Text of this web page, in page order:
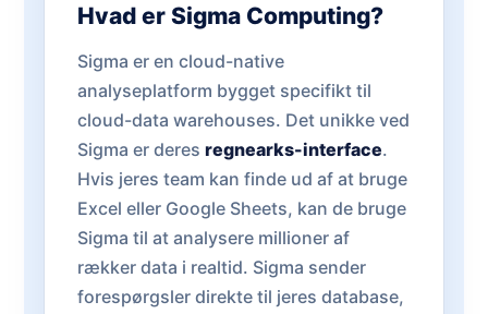
Hvad er Sigma Computing?
Sigma er en cloud-native
analyseplatform bygget specifikt til
cloud-data warehouses. Det unikke ved
Sigma er deres regnearks-interface.
Hvis jeres team kan finde ud af at bruge
Excel eller Google Sheets, kan de bruge
Sigma til at analysere millioner af
rækker data i realtid. Sigma sender
forespørgsler direkte til jeres database,